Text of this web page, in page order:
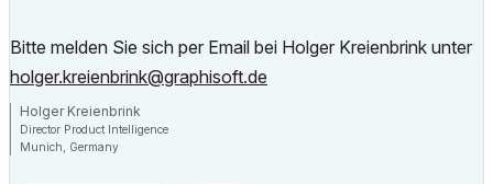
Bitte melden Sie sich per Email bei Holger Kreienbrink unter
holger.kreienbrink@graphisoft.de
Holger Kreienbrink
Director Product Intelligence
Munich, Germany